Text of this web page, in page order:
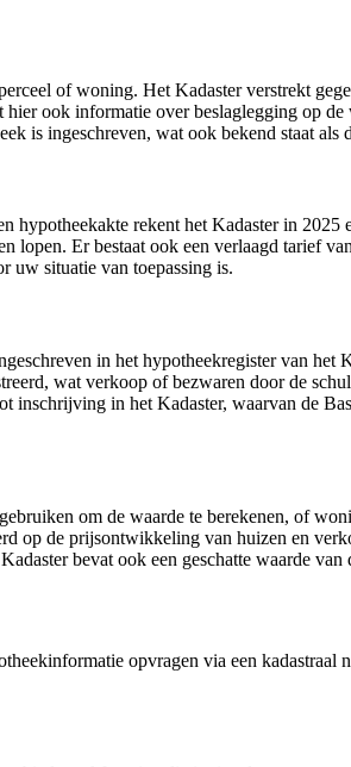
of woning. Het Kadaster verstrekt
ook informatie over beslaglegging op
is ingeschreven, wat ook bekend staat als
hypotheekakte rekent het Kadaster in 2025
lopen. Er bestaat ook een verlaagd tarief van
uw situatie van toepassing is.
in het hypotheekregister van het
wat verkoop of bezwaren door de
in het Kadaster, waarvan de
om de waarde te berekenen, of
op de prijsontwikkeling van huizen en
bevat ook een geschatte waarde van
opvragen via een kadastraal